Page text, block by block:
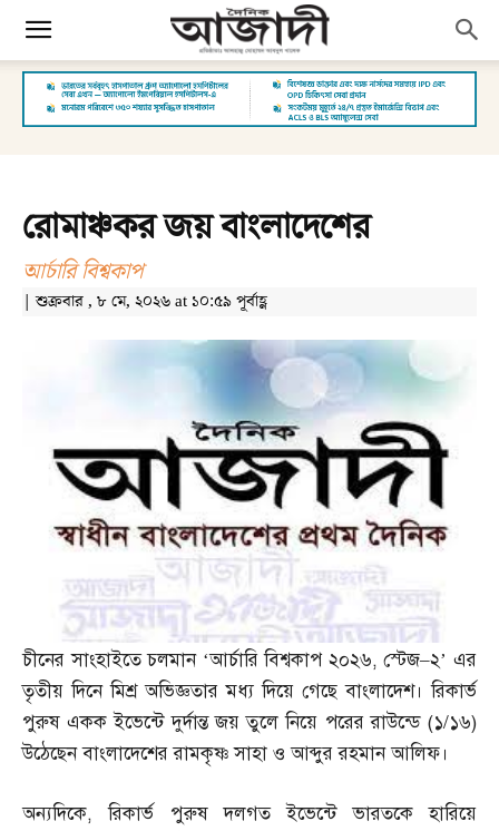
রোমাঞ্চকর জয় বাংলাদেশের
আর্চারি বিশ্বকাপ
| শুক্রবার , ৮ মে, ২০২৬ at ১০:৫৯ পূর্বাহ্ণ
চীনের সাংহাইতে চলমান ‘আর্চারি বিশ্বকাপ ২০২৬,স্টেজ–২’ এর
তৃতীয় দিনে মিশ্র অভিজ্ঞতার মধ্য দিয়ে গেছে বাংলাদেশ। রিকার্ভ
পুরুষ একক ইভেন্টে দুর্দান্ত জয় তুলে নিয়ে পরের রাউন্ডে (১/১৬)
উঠেছেন বাংলাদেশের রামকৃষ্ণ সাহা ও আব্দুর রহমান আলিফ।
অন্যদিকে,রিকার্ভ পুরুষ দলগত ইভেন্টে ভারতকে হারিয়ে